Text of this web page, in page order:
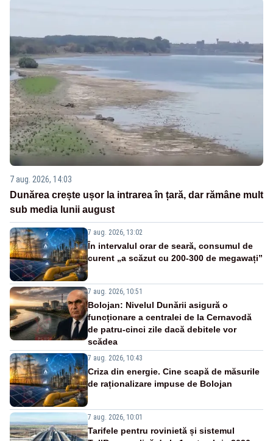
7 aug. 2026, 14:03
Dunărea crește ușor la intrarea în țară, dar rămâne mult
sub media lunii august
7 aug. 2026, 13:02
În intervalul orar de seară, consumul de
curent „a scăzut cu 200-300 de megawați”
7 aug. 2026, 10:51
Bolojan: Nivelul Dunării asigură o
funcționare a centralei de la Cernavodă
de patru-cinci zile dacă debitele vor
scădea
7 aug. 2026, 10:43
Criza din energie. Cine scapă de măsurile
de raționalizare impuse de Bolojan
7 aug. 2026, 10:01
Tarifele pentru rovinietă și sistemul